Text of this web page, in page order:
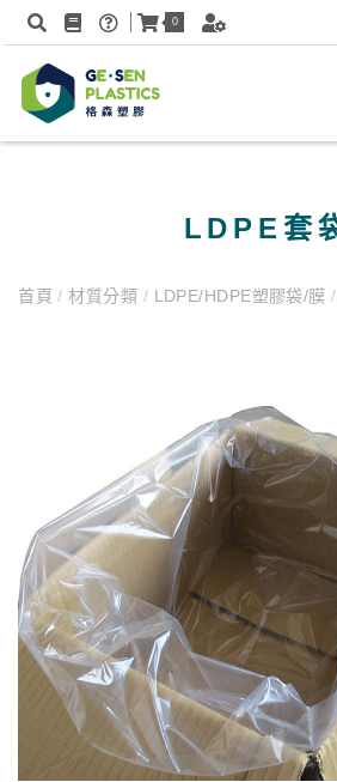
0
LDPE套
首頁/ 材質分類 / LDPE/HDPE塑膠袋/膜/